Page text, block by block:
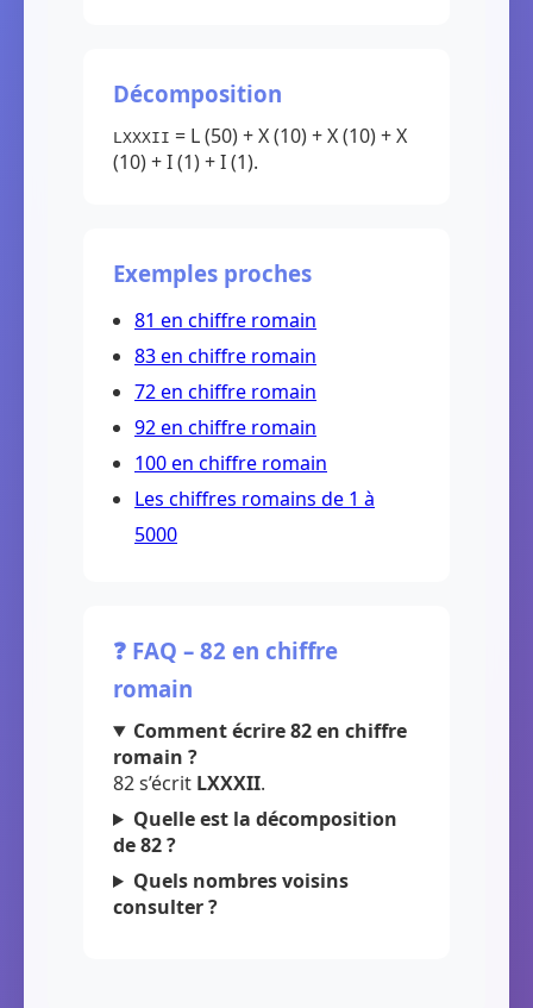
Décomposition
LXXXII = L (50) + X (10) + X (10) + X
(10) + I (1) + I (1).
Exemples proches
81 en chiffre romain
83 en chiffre romain
72 en chiffre romain
92 en chiffre romain
100 en chiffre romain
Les chiffres romains de 1 à
5000
❓ FAQ – 82 en chiffre
romain
Comment écrire 82 en chiffre
romain ?
82 s’écrit LXXXII.
Quelle est la décomposition
de 82 ?
Quels nombres voisins
consulter ?